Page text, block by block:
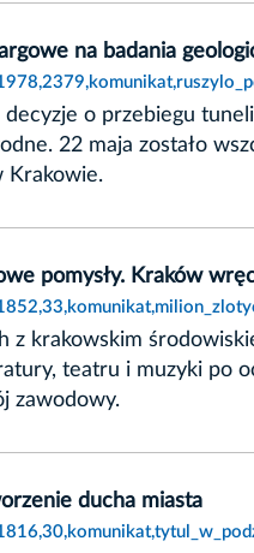
na badania
decyzje o przebiegu
22 maja zostało
Krakowie.
pomysły. Kraków
z krakowskim
teatru i muzyki po
zawodowy.
ducha miasta